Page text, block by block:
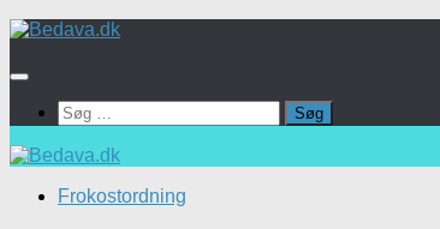
Skip
content
Søg
efter:
Frokostordning